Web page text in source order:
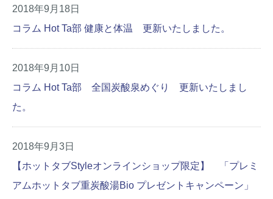
2018年9月18日
コラム Hot Ta部 健康と体温 更新いたしました。
2018年9月10日
コラム Hot Ta部 全国炭酸泉めぐり 更新いたしまし
た。
2018年9月3日
【ホットタブStyleオンラインショップ限定】 「プレミ
アムホットタブ重炭酸湯Bio プレゼントキャンペーン」